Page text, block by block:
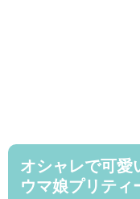
オシャレで可愛
ウマ娘プリティ